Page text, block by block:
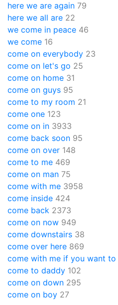
here we are again 79
here we all are 22
we come in peace 46
we come 16
come on everybody 23
come on let's go 25
come on home 31
come on guys 95
come to my room 21
come one 123
come on in 3933
come back soon 95
come on over 148
come to me 469
come on man 75
come with me 3958
come inside 424
come back 2373
come on now 949
come downstairs 38
come over here 869
come with me if you want to
come to daddy 102
come on down 295
come on boy 27